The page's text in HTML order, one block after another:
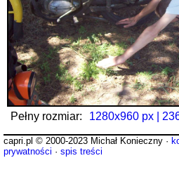
Pełny rozmiar: 1280x960 px |
capri.pl © 2000-2023 Michał Konieczny ·
prywatności · spis treści